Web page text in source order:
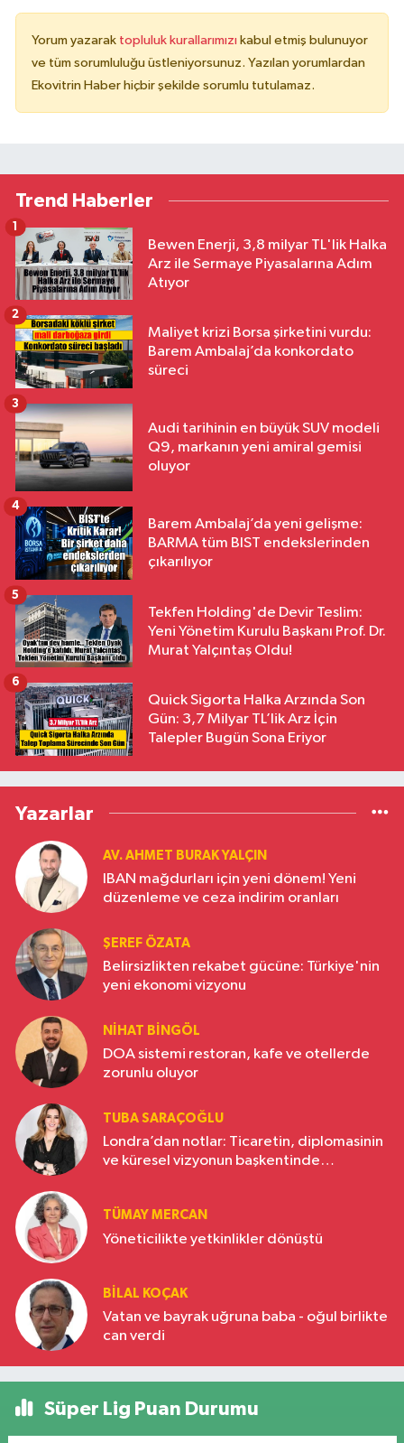
Yorum yazarak topluluk kurallarımızı kabul etmiş bulunuyor
ve tüm sorumluluğu üstleniyorsunuz. Yazılan yorumlardan
Ekovitrin Haber hiçbir şekilde sorumlu tutulamaz.
Trend Haberler
Bewen Enerji, 3,8 milyar TL'lik Halka
Arz ile Sermaye Piyasalarına Adım
Atıyor
1
Maliyet krizi Borsa şirketini vurdu:
Barem Ambalaj’da konkordato
süreci
2
Audi tarihinin en büyük SUV modeli
Q9, markanın yeni amiral gemisi
oluyor
3
Barem Ambalaj’da yeni gelişme:
BARMA tüm BIST endekslerinden
çıkarılıyor
4
Tekfen Holding'de Devir Teslim:
Yeni Yönetim Kurulu Başkanı Prof. Dr.
Murat Yalçıntaş Oldu!
5
Quick Sigorta Halka Arzında Son
Gün: 3,7 Milyar TL’lik Arz İçin
Talepler Bugün Sona Eriyor
6
Yazarlar
AV. AHMET BURAK YALÇIN
IBAN mağdurları için yeni dönem! Yeni
düzenleme ve ceza indirim oranları
ŞEREF ÖZATA
Belirsizlikten rekabet gücüne: Türkiye'nin
yeni ekonomi vizyonu
NIHAT BINGÖL
DOA sistemi restoran, kafe ve otellerde
zorunlu oluyor
TUBA SARAÇOĞLU
Londra’dan notlar: Ticaretin, diplomasinin
ve küresel vizyonun başkentinde
TÜMAY MERCAN
Yöneticilikte yetkinlikler dönüştü
BILAL KOÇAK
Vatan ve bayrak uğruna baba - oğul birlikte
can verdi
Süper Lig Puan Durumu